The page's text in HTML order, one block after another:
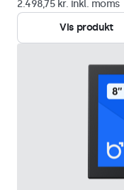
2.498,75 kr. inkl. moms
Vis produkt